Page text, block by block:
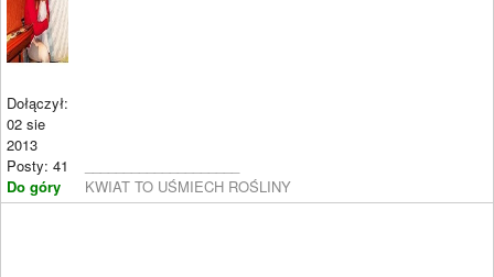
Dołączył:
02 sie
2013
Posty: 41
Do góry
KWIAT TO UŚMIECH ROŚLINY